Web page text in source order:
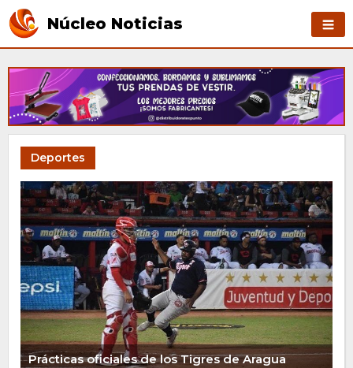
Núcleo Noticias
Deportes
Prácticas oficiales de los Tigres de Aragua